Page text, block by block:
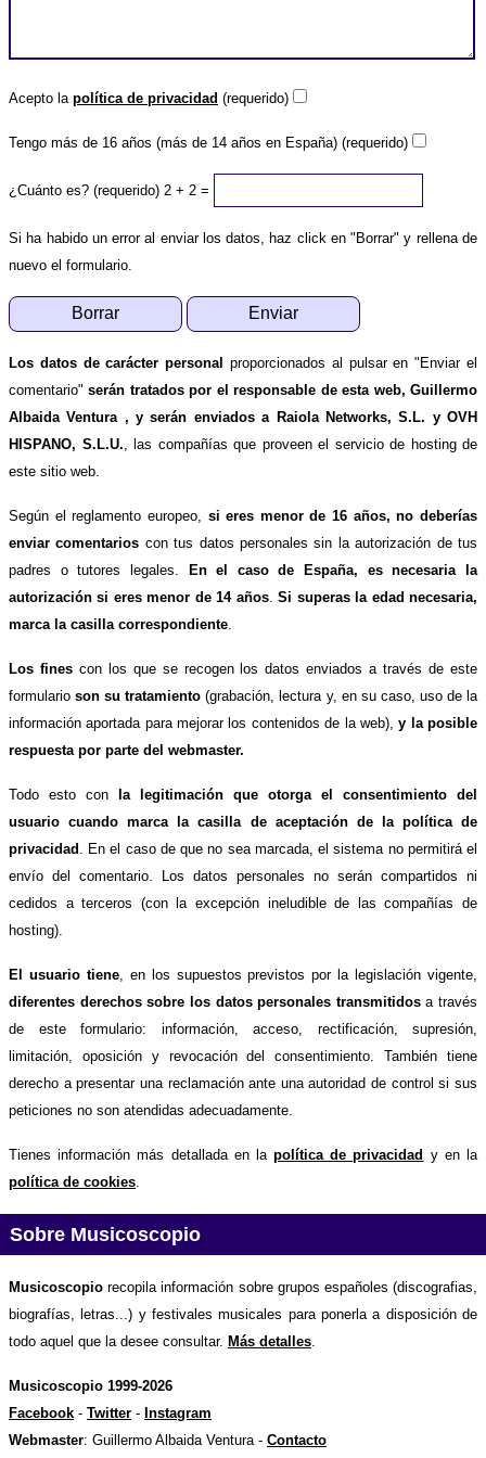
Acepto la política de privacidad (requerido)
Tengo más de 16 años (más de 14 años en España) (requerido)
¿Cuánto es? (requerido) 2 + 2 =
Si ha habido un error al enviar los datos, haz click en "Borrar" y rellena de
nuevo el formulario.
Los datos de carácter personal
proporcionados al pulsar en "Enviar el
comentario"serán tratados por el responsable de esta web, Guillermo
Albaida Ventura , y serán enviados a Raiola Networks, S.L. y OVH
HISPANO, S.L.U. , las compañías que proveen el servicio de hosting de
este sitio web.
Según el reglamento europeo, si eres menor de 16 años, no deberías
enviar comentarios con tus datos personales sin la autorización de tus
padres o tutores legales.
En el caso de España, es necesaria la
autorización si eres menor de 14 años.Si superas la edad necesaria,
marca la casilla correspondiente
Los finescon los que se recogen los datos enviados a través de este
formularioson su tratamiento (grabación, lectura y, en su caso, uso de la
información aportada para mejorar los contenidos de la web),y la posible
respuesta por parte del webmaster.
Todo esto con
la legitimación que otorga el consentimiento del
usuario cuando marca la casilla de aceptación de la política de
privacidad
. En el caso de que no sea marcada, el sistema no permitirá el
envío del comentario. Los datos personales no serán compartidos ni
cedidos a terceros (con la excepción ineludible de las compañías de
hosting).
El usuario tiene, en los supuestos previstos por la legislación vigente,
diferentes derechos sobre los datos personales transmitidosa través
de este formulario: información, acceso, rectificación, supresión,
limitación, oposición y revocación del consentimiento. También tiene
derecho a presentar una reclamación ante una autoridad de control si sus
peticiones no son atendidas adecuadamente.
Tienes información más detallada en lapolítica de privacidad y en la
política de cookies
Sobre Musicoscopio
Musicoscopio recopila información sobre grupos españoles (discografias,
biografías, letras...) y festivales musicales para ponerla a disposición de
todo aquel que la desee consultar. Más detalles.
Musicoscopio 1999-2026
Facebook - Twitter - Instagram
Webmaster: Guillermo Albaida Ventura - Contacto